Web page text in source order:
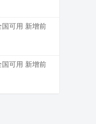
国可用 新增前
国可用 新增前